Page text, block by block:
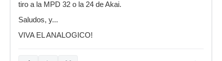
tiro a la MPD 32 o la 24 de Akai.
Saludos, y...
VIVA EL ANALOGICO!